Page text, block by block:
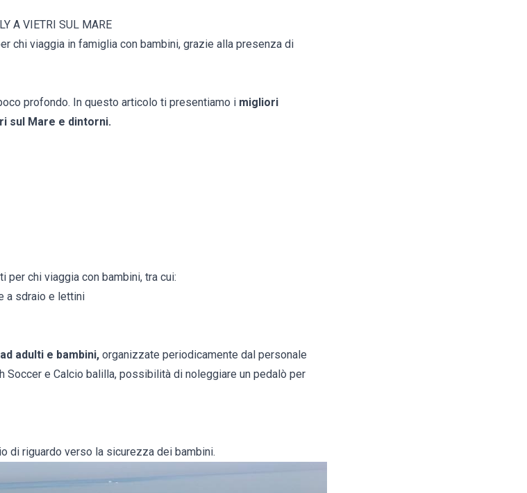
A VIETRI SUL MARE
chi viaggia in famiglia con bambini, grazie alla presenza di
profondo. In questo articolo ti presentiamo i migliori
sul Mare e dintorni.
per chi viaggia con bambini, tra cui:
a sdraio e lettini
adulti e bambini, organizzate periodicamente dal personale
Soccer e Calcio balilla, possibilità di noleggiare un pedalò per
di riguardo verso la sicurezza dei bambini.